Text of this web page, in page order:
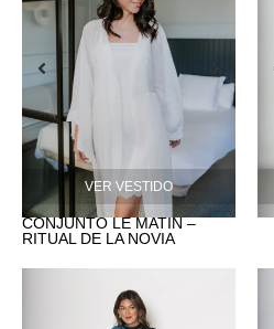
VER VESTIDO
CONJUNTO LE MATIN –
RITUAL DE LA NOVIA